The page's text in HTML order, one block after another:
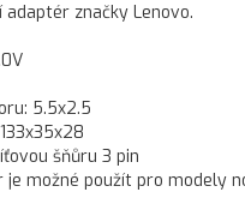
adaptér značky Lenovo.
5.5x2.5
šňůru 3 pin
je možné použít pro modely